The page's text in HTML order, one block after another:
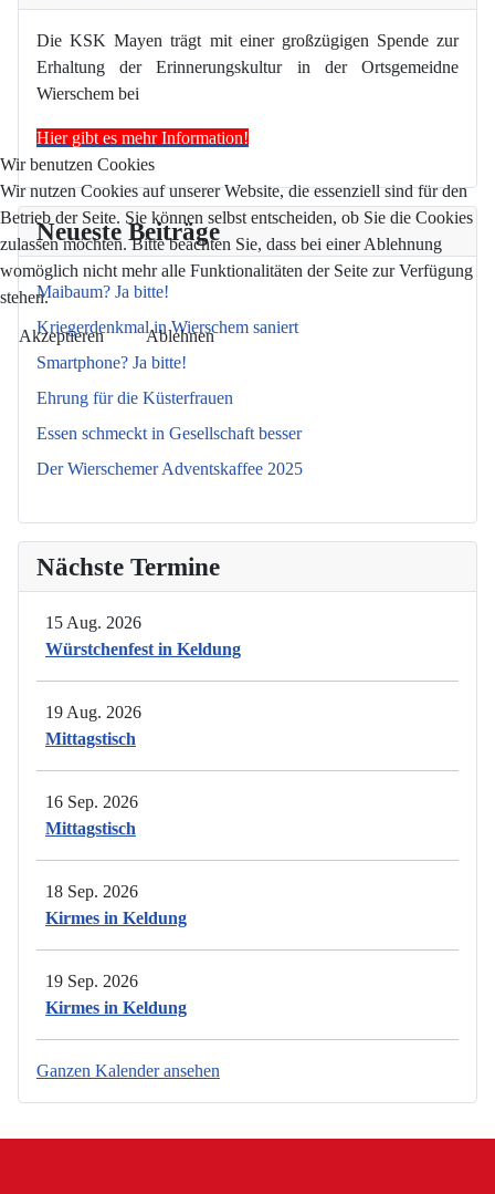
Die KSK Mayen trägt mit einer großzügigen Spende zur
Erhaltung der Erinnerungskultur in der Ortsgemeidne
Wierschem bei
Hier gibt es mehr Information!
Neueste Beiträge
Maibaum? Ja bitte!
Kriegerdenkmal in Wierschem saniert
Smartphone? Ja bitte!
Ehrung für die Küsterfrauen
Essen schmeckt in Gesellschaft besser
Der Wierschemer Adventskaffee 2025
Nächste Termine
15 Aug. 2026
Würstchenfest in Keldung
19 Aug. 2026
Mittagstisch
16 Sep. 2026
Mittagstisch
18 Sep. 2026
Kirmes in Keldung
19 Sep. 2026
Kirmes in Keldung
Ganzen Kalender ansehen
Wir benutzen Cookies
Wir nutzen Cookies auf unserer Website, die essenziell sind für den
Betrieb der Seite. Sie können selbst entscheiden, ob Sie die Cookies
zulassen möchten. Bitte beachten Sie, dass bei einer Ablehnung
womöglich nicht mehr alle Funktionalitäten der Seite zur Verfügung
stehen.
Akzeptieren Ablehnen